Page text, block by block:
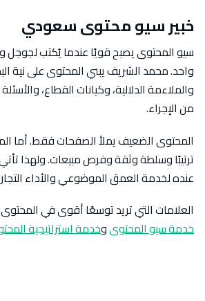
خبير سيو محتوى سعودي
سيو المحتوى يصبح قويًا عندما يُكتب
واحد. محمد الشريف يبني المحتوى على نية
والملاءمة الدلالية، وكيانات القطاع،
من الإجراء.
المحتوى الضعيف يملأ الصفحات فقط. أما
ترتيبًا وسلطة وثقة وفرص مبيعات. ولهذا
عنده لخدمة العمق الموضوعي والأداء
العلامات التي تريد توسعًا أقوى في
خدمة سيو المحتوىوخدمة استراتيجية